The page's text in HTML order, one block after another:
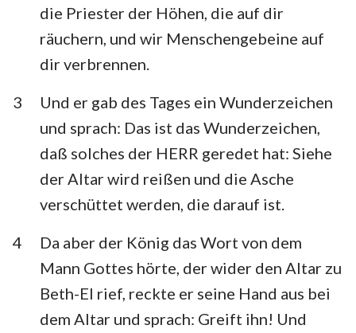
Obadja Jona
Micha Nahum
Maleachi
die Priester der Höhen, die auf dir
räuchern, und wir Menschengebeine auf
dir verbrennen.
3
Und er gab des Tages ein Wunderzeichen
und sprach: Das ist das Wunderzeichen,
daß solches der HERR geredet hat: Siehe
der Altar wird reißen und die Asche
verschüttet werden, die darauf ist.
4
Da aber der König das Wort von dem
Mann Gottes hörte, der wider den Altar zu
Beth-El rief, reckte er seine Hand aus bei
dem Altar und sprach: Greift ihn! Und